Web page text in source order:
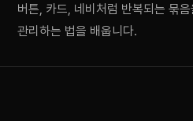
버튼, 카드, 네비처럼 반복되는 묶
관리하는 법을 배웁니다.